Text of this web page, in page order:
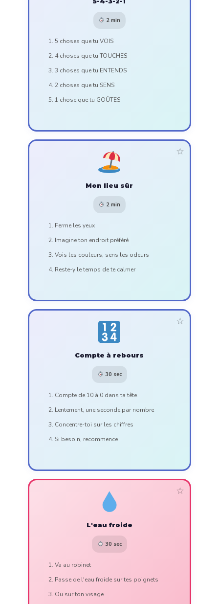
2 min
5 choses que tu VOIS
4 choses que tu TOUCHES
3 choses que tu ENTENDS
2 choses que tu SENS
1 chose que tu GOÛTES
☆
Mon lieu sûr
2 min
Ferme les yeux
Imagine ton endroit préféré
Vois les couleurs, sens les odeurs
Reste-y le temps de te calmer
☆
Compte à rebours
30 sec
Compte de 10 à 0 dans ta tête
Lentement, une seconde par nombre
Concentre-toi sur les chiffres
Si besoin, recommence
☆
L'eau froide
30 sec
Va au robinet
Passe de l'eau froide sur tes poignets
Ou sur ton visage